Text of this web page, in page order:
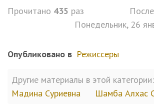
Прочитано 435 раз
Понедельник, 26
Опубликовано в Режиссеры
Другие материалы в этой категории:
Мадина Суриевна
Шамба Алхас